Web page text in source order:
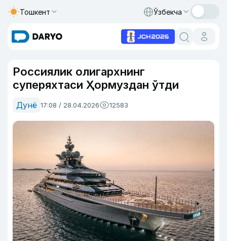
Тошкент Ўзбекча
Россиялик олигархнинг
суперяхтаси Ҳормуздан ўтди
Дунё 17:08 / 28.04.2026 12583